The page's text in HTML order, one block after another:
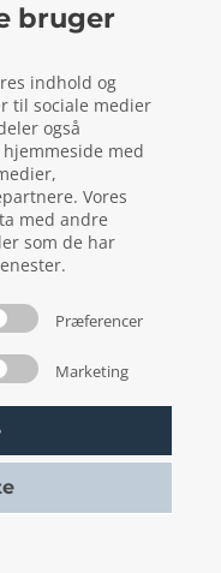
bruger
indhold og
til sociale medier
også
med
Vores
med andre
som de har
Præferencer
Marketing
her